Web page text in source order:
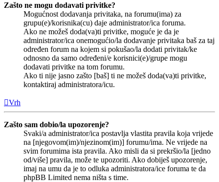
Zašto ne mogu dodavati privitke?
Mogućnost dodavanja privitaka, na forumu(ima) za
grupu(e)/korisnika(cu) daje administrator/ica foruma.
Ako ne možeš doda(va)ti privitke, moguće je da je
administrator/ica onemogućio/la dodavanje privitaka baš za taj
određen forum na kojem si pokušao/la dodati privitak/ke
odnosno da samo određeni/e korisnici(e)/grupe mogu
dodavati privitke na tom forumu.
Ako ti nije jasno zašto [baš] ti ne možeš doda(va)ti privitke,
kontaktiraj administratora/icu.
Vrh
Zašto sam dobio/la upozorenje?
Svaki/a administrator/ica postavlja vlastita pravila koja vrijede
na [njegovom(im)/njezinom(im)] forumu/ima. Ne vrijede na
svim forumima ista pravila. Ako misli da si prekršio/la [jedno
od/više] pravila, može te upozoriti. Ako dobiješ upozorenje,
imaj na umu da je to odluka administratora/ice foruma te da
phpBB Limited nema ništa s time.